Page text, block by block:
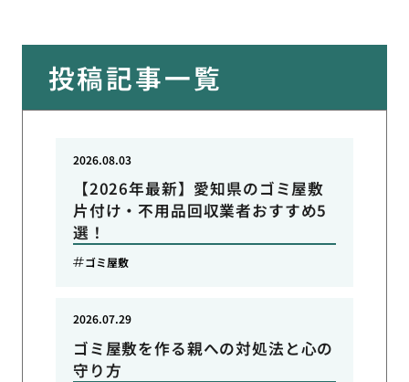
投稿記事一覧
【2026年最新】愛知県のゴミ屋敷
片付け・不用品回収業者おすすめ5
選！
2026.08.03
ゴミ屋敷
ゴミ屋敷を作る親への対処法と心の
守り方
2026.07.29